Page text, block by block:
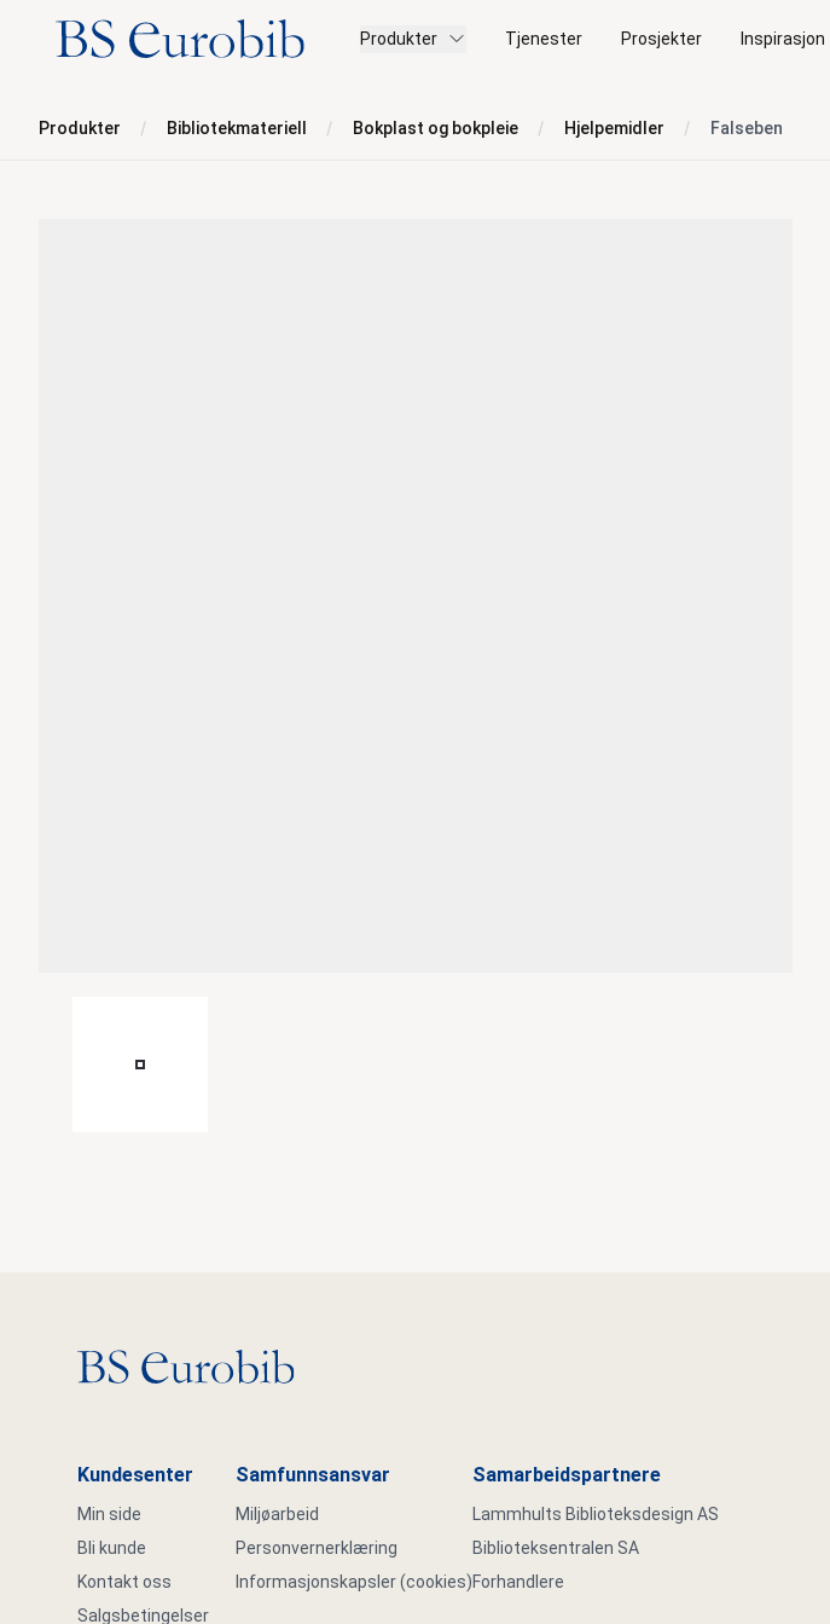
BS Eurobib Produkter Tjenester Prosjekter Inspirasjon
Produkter Bibliotekmateriell Bokplast og bokpleie Hjelpemidler Falseben
Gå til hovedsiden
Kundesenter
Min side
Bli kunde
Kontakt oss
Salgsbetingelser
Samfunnsansvar
Miljøarbeid
Personvernerklæring
Informasjonskapsler (cookies)
Samarbeidspartnere
Lammhults Biblioteksdesign AS
Biblioteksentralen SA
Forhandlere